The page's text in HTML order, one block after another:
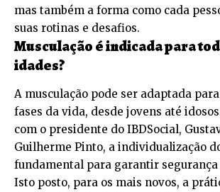
mas também a forma como cada
suas rotinas e desafios.
Musculação é indicada para
idades?
A musculação pode ser adaptada
fases da vida, desde jovens até
com o presidente do IBDSocial,
Guilherme Pinto, a individualização
fundamental para garantir segurança
Isto posto, para os mais novos, a